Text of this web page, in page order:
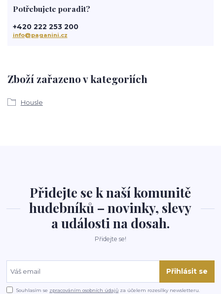
Zboží zařazeno v kategoriích
Housle
Potřebujete poradit?
+420 222 253 200
info@paganini.cz
Přidejte se k naší komunitě
hudebníků – novinky, slevy
a události na dosah.
Přidejte se!
Přihlásit se
Souhlasím se zpracováním osobních údajů za účelem rozesílky newsletteru.